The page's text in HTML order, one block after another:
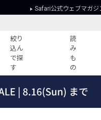
Safari公式ウェブマガジ
絞り
込ん
で探
す
読
み
も
の